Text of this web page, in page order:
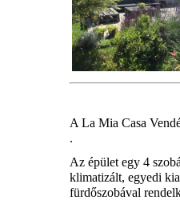
A La Mia Casa
.
Az épület egy 4
klimatizált, egyedi
fürdőszobával